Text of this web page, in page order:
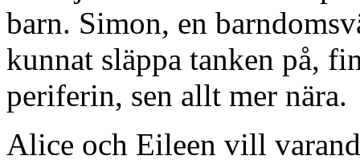
barn. Simon, en
kunnat släppa tanken på,
periferin, sen allt mer nära.
Alice och Eileen vill